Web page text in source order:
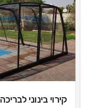
קירוי בינוני לבריכה